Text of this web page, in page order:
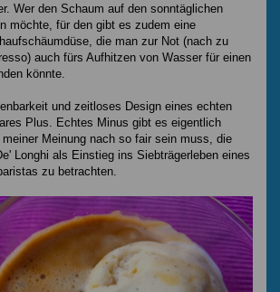
Wer den Schaum auf den sonntäglichen
möchte, für den gibt es zudem eine
die man zur Not (nach zu
auch fürs Aufhitzen von Wasser für einen
könnte.
und zeitloses Design eines echten
Plus. Echtes Minus gibt es eigentlich
Meinung nach so fair sein muss, die
Longhi als Einstieg ins Siebträgerleben eines
zu betrachten.